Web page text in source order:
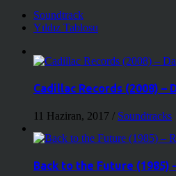
Soundtrack
Yıldız Tablosu
Cadillac Records (2008) –
11 Haziran, 2017 / Soundtracks
Back to the Future (1985)